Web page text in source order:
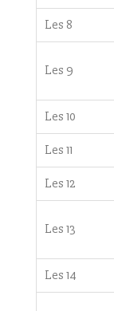
Les 8
Les 9
Les 10
Les 11
Les 12
Les 13
Les 14